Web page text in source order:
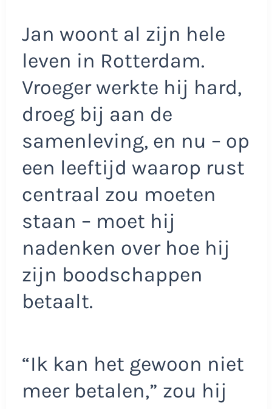
Jan woont al zijn hele
leven in Rotterdam.
Vroeger werkte hij hard,
droeg bij aan de
samenleving, en nu – op
een leeftijd waarop rust
centraal zou moeten
staan – moet hij
nadenken over hoe hij
zijn boodschappen
betaalt.
“Ik kan het gewoon niet
meer betalen,” zou hij